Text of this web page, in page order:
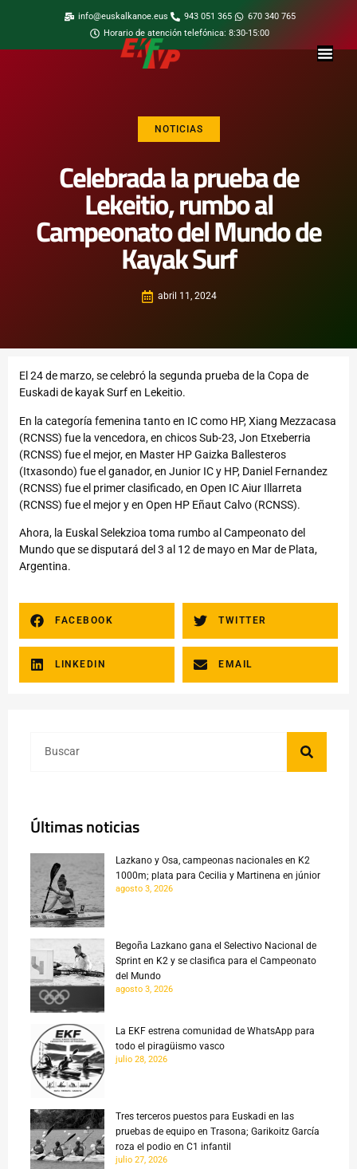
info@euskalkanoe.eus 943 051 365
670 340 765
Horario de atención telefónica: 8:30-15:00
NOTICIAS
Celebrada la prueba de
Lekeitio, rumbo al
Campeonato del Mundo de
Kayak Surf
abril 11, 2024
El 24 de marzo, se celebró la segunda prueba de la Copa de
Euskadi de kayak Surf en Lekeitio.
En la categoría femenina tanto en IC como HP, Xiang Mezzacasa
(RCNSS) fue la vencedora, en chicos Sub-23, Jon Etxeberria
(RCNSS) fue el mejor, en Master HP Gaizka Ballesteros
(Itxasondo) fue el ganador, en Junior IC y HP, Daniel Fernandez
(RCNSS) fue el primer clasificado, en Open IC Aiur Illarreta
(RCNSS) fue el mejor y en Open HP Eñaut Calvo (RCNSS).
Ahora, la Euskal Selekzioa toma rumbo al Campeonato del
Mundo que se disputará del 3 al 12 de mayo en Mar de Plata,
Argentina.
FACEBOOK TWITTER
LINKEDIN EMAIL
Últimas noticias
Lazkano y Osa, campeonas nacionales en K2
1000m; plata para Cecilia y Martinena en júnior
agosto 3, 2026
Begoña Lazkano gana el Selectivo Nacional de
Sprint en K2 y se clasifica para el Campeonato
del Mundo
agosto 3, 2026
La EKF estrena comunidad de WhatsApp para
todo el piragüismo vasco
julio 28, 2026
Tres terceros puestos para Euskadi en las
pruebas de equipo en Trasona; Garikoitz García
roza el podio en C1 infantil
julio 27, 2026